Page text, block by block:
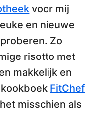
voor mij
en nieuwe
Zo
risotto met
makkelijk en
FitChef
misschien als